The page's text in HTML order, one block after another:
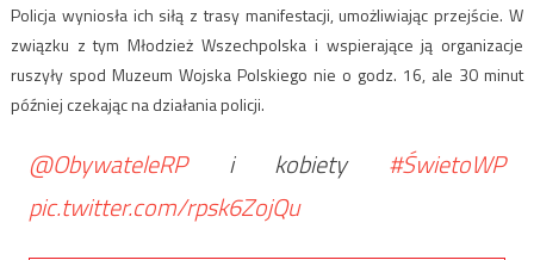
Policja wyniosła ich siłą z trasy manifestacji, umożliwiając przejście. W
związku z tym Młodzież Wszechpolska i wspierające ją organizacje
ruszyły spod Muzeum Wojska Polskiego nie o godz. 16, ale 30 minut
później czekając na działania policji.
@ObywateleRPi kobiety #ŚwietoWP
pic.twitter.com/rpsk6ZojQu